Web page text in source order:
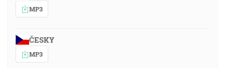
MP3
ČESKY
MP3